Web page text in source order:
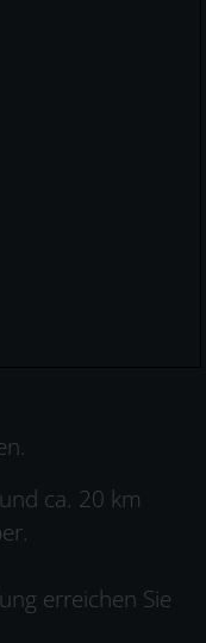
ca. 20 km
erreichen Sie